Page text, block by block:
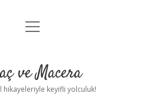
Anasayfa
Yasal Uyarı
menüyü
ve Macera
keyifli yolculuk!